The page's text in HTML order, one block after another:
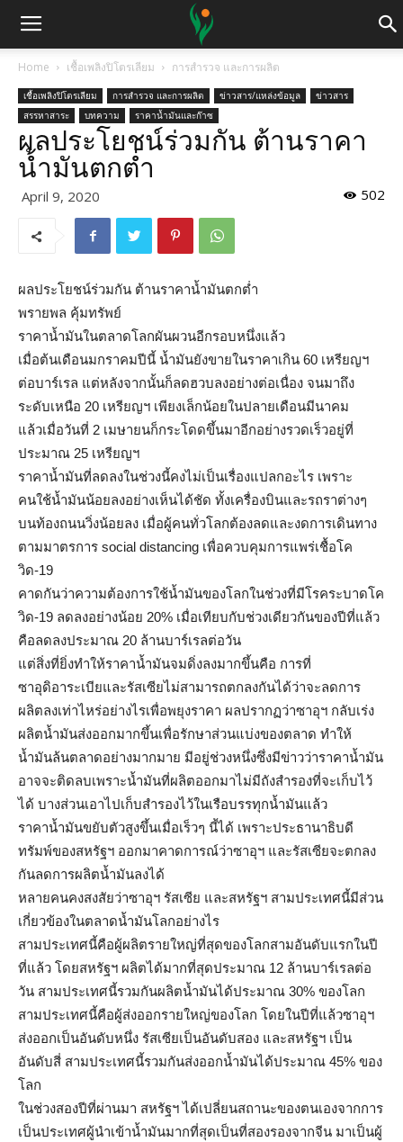
Home เชื้อเพลิงปิโตรเลียม การสำรวจ และการผลิต
เชื้อเพลิงปิโตรเลียม การสำรวจ และการผลิต ข่าวสาร/แหล่งข้อมูล
ข่าวสาร
สรรหาสาระ
บทความ ราคาน้ำมันและก๊าซ
ผลประโยชน์ร่วมกัน ต้านราคา
น้ำมันตกต่ำ
April 9, 2020 502
ผลประโยชน์ร่วมกัน ต้านราคาน้ำมันตกต่ำ
พรายพล คุ้มทรัพย์
ราคาน้ำมันในตลาดโลกผันผวนอีกรอบหนึ่งแล้ว
เมื่อต้นเดือนมกราคมปีนี้ น้ำมันยังขายในราคาเกิน 60 เหรียญฯ
ต่อบาร์เรล แต่หลังจากนั้นก็ลดฮวบลงอย่างต่อเนื่อง จนมาถึง
ระดับเหนือ 20 เหรียญฯ เพียงเล็กน้อยในปลายเดือนมีนาคม
แล้วเมื่อวันที่ 2 เมษายนก็กระโดดขึ้นมาอีกอย่างรวดเร็วอยู่ที่
ประมาณ 25 เหรียญฯ
ราคาน้ำมันที่ลดลงในช่วงนี้คงไม่เป็นเรื่องแปลกอะไร เพราะ
คนใช้น้ำมันน้อยลงอย่างเห็นได้ชัด ทั้งเครื่องบินและรถราต่างๆ
บนท้องถนนวิ่งน้อยลง เมื่อผู้คนทั่วโลกต้องลดและงดการเดินทาง
ตามมาตรการ social distancing เพื่อควบคุมการแพร่เชื้อโค
วิด-19
คาดกันว่าความต้องการใช้น้ำมันของโลกในช่วงที่มีโรคระบาดโค
วิด-19 ลดลงอย่างน้อย 20% เมื่อเทียบกับช่วงเดียวกันของปีที่แล้ว
คือลดลงประมาณ 20 ล้านบาร์เรลต่อวัน
แต่สิ่งที่ยิ่งทำให้ราคาน้ำมันจมดิ่งลงมากขึ้นคือ การที่
ซาอุดิอาระเบียและรัสเซียไม่สามารถตกลงกันได้ว่าจะลดการ
ผลิตลงเท่าไหร่อย่างไรเพื่อพยุงราคา ผลปรากฏว่าซาอุฯ กลับเร่ง
ผลิตน้ำมันส่งออกมากขึ้นเพื่อรักษาส่วนแบ่งของตลาด ทำให้
น้ำมันล้นตลาดอย่างมากมาย มีอยู่ช่วงหนึ่งซึ่งมีข่าวว่าราคาน้ำมัน
อาจจะติดลบเพราะน้ำมันที่ผลิตออกมาไม่มีถังสำรองที่จะเก็บไว้
ได้ บางส่วนเอาไปเก็บสำรองไว้ในเรือบรรทุกน้ำมันแล้ว
ราคาน้ำมันขยับตัวสูงขึ้นเมื่อเร็วๆ นี้ได้ เพราะประธานาธิบดี
ทรัมพ์ของสหรัฐฯ ออกมาคาดการณ์ว่าซาอุฯ และรัสเซียจะตกลง
กันลดการผลิตน้ำมันลงได้
หลายคนคงสงสัยว่าซาอุฯ รัสเซีย และสหรัฐฯ สามประเทศนี้มีส่วน
เกี่ยวข้องในตลาดน้ำมันโลกอย่างไร
สามประเทศนี้คือผู้ผลิตรายใหญ่ที่สุดของโลกสามอันดับแรกในปี
ที่แล้ว โดยสหรัฐฯ ผลิตได้มากที่สุดประมาณ 12 ล้านบาร์เรลต่อ
วัน สามประเทศนี้รวมกันผลิตน้ำมันได้ประมาณ 30% ของโลก
สามประเทศนี้คือผู้ส่งออกรายใหญ่ของโลก โดยในปีที่แล้วซาอุฯ
ส่งออกเป็นอันดับหนึ่ง รัสเซียเป็นอันดับสอง และสหรัฐฯ เป็น
อันดับสี่ สามประเทศนี้รวมกันส่งออกน้ำมันได้ประมาณ 45% ของ
โลก
ในช่วงสองปีที่ผ่านมา สหรัฐฯ ได้เปลี่ยนสถานะของตนเองจากการ
เป็นประเทศผู้นำเข้าน้ำมันมากที่สุดเป็นที่สองรองจากจีน มาเป็นผู้